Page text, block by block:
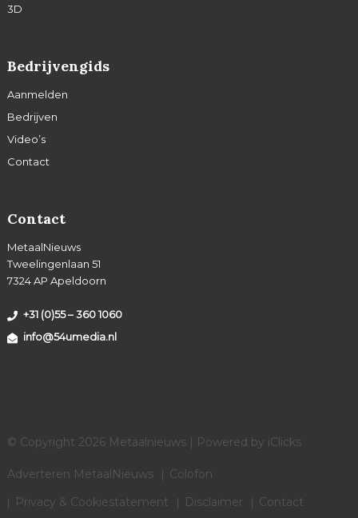
3D
Bedrijvengids
Aanmelden
Bedrijven
Video’s
Contact
Contact
MetaalNieuws
Tweelingenlaan 51
7324 AP Apeldoorn
+31 (0)55 – 360 1060
info@54umedia.nl
© Copyright 2026 Metaalnieuws | Powered by iClicks
Adverteren MetaalNieuws
Colofon
Privacy & Cookiestatement
Disclaimer Contact